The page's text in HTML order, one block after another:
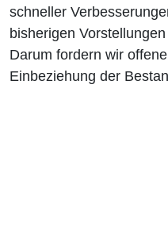
schneller
bisherigen
Darum fordern wir
Einbeziehung der